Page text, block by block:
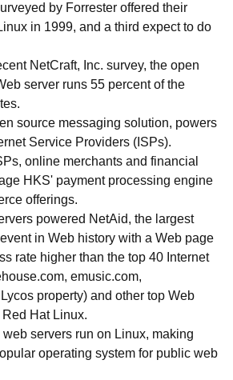
by Forrester offered their
in 1999, and a third expect to do
NetCraft, Inc. survey, the open
server runs 55 percent of the
source messaging solution, powers
Service Providers (ISPs).
online merchants and financial
HKS' payment processing engine
offerings.
powered NetAid, the largest
in Web history with a Web page
rate higher than the top 40 Internet
emusic.com,
property) and other top Web
Hat Linux.
servers run on Linux, making
operating system for public web